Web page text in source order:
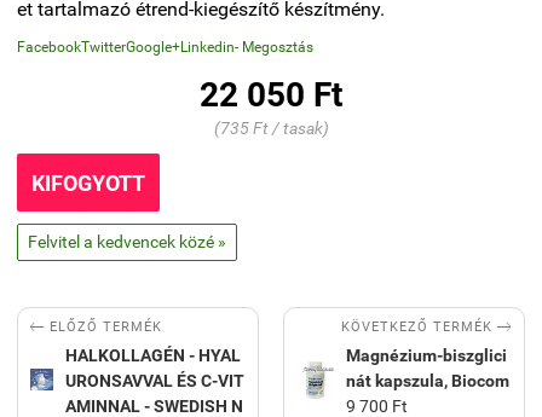
et tartalmazó étrend-kiegészítő készítmény.
FacebookTwitterGoogle+Linkedin- Megosztás
22 050 Ft
(735 Ft / tasak)
KIFOGYOTT
Felvitel a kedvencek közé »
 ELŐZŐ TERMÉK
HALKOLLAGÉN - HYAL
URONSAVVAL ÉS C-VIT
AMINNAL - SWEDISH N
KÖVETKEZŐ TERMÉK 
Magnézium-biszglici
nát kapszula, Biocom
9 700 Ft